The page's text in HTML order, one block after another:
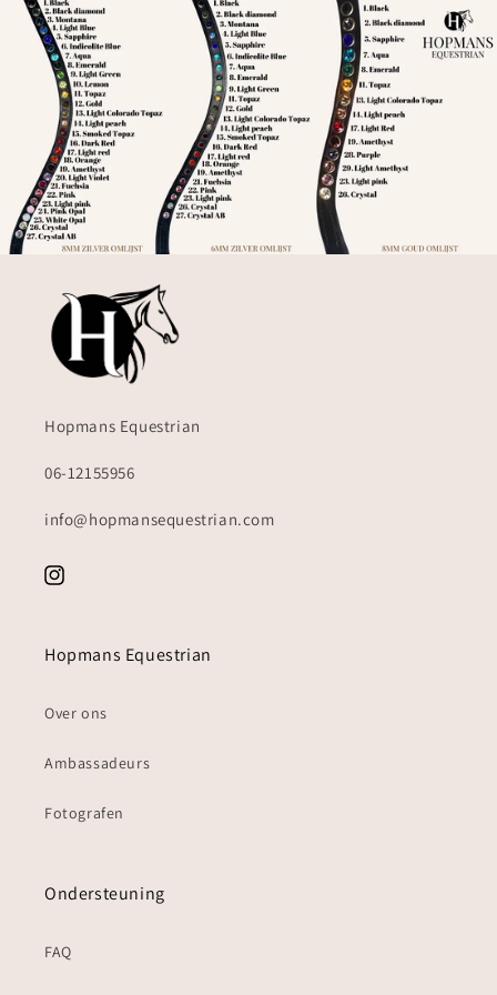
Hopmans Equestrian
06-12155956
info@hopmansequestrian.com
Instagram
Hopmans Equestrian
Over ons
Ambassadeurs
Fotografen
Ondersteuning
FAQ